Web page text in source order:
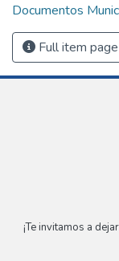
Documentos
Full item page
¡Te invitamos a